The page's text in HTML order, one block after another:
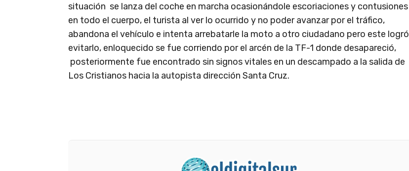
situación se lanza del coche en marcha ocasionándole escoriaciones y contusiones
en todo el cuerpo, el turista al ver lo ocurrido y no poder avanzar por el tráfico,
abandona el vehículo e intenta arrebatarle la moto a otro ciudadano pero este logró
evitarlo, enloquecido se fue corriendo por el arcén de la TF-1 donde desapareció,
posteriormente fue encontrado sin signos vitales en un descampado a la salida de
Los Cristianos hacia la autopista dirección Santa Cruz.